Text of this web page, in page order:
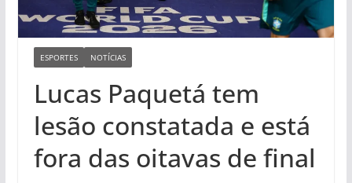
ESPORTES NOTÍCIAS
Lucas Paquetá tem
lesão constatada e está
fora das oitavas de final